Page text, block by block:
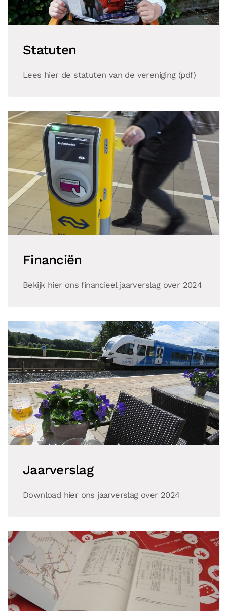
Statuten
Lees hier de statuten van de vereniging (pdf)
Financiën
Bekijk hier ons financieel jaarverslag over 2024
Jaarverslag
Download hier ons jaarverslag over 2024